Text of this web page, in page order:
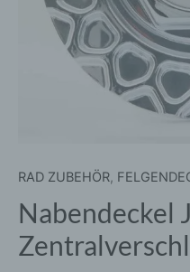
RAD ZUBEHÖR,
Nabendeckel